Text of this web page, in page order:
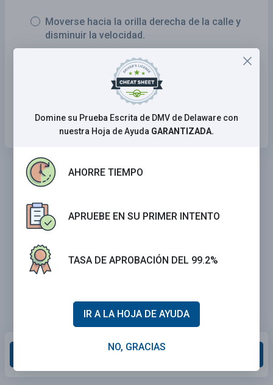
Moverse hacia la orilla derecha de la calle y
disminuir la velocidad.
Moverse hacia la orilla derecha de la carretera
y detener el vehículo.
Mantenerse en su carril, disminuir la velocidad
y permitir que lo adelante.
Calificar esta sección
Domine su Prueba Escrita de DMV de Delaware con
nuestra Hoja de Ayuda GARANTIZADA.
AHORRE TIEMPO
APRUEBE EN SU PRIMER INTENTO
TASA DE APROBACIÓN DEL 99.2%
IR A LA HOJA DE AYUDA
NO, GRACIAS